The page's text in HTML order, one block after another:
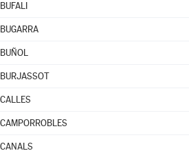
BUFALI
BUGARRA
BUÑOL
BURJASSOT
CALLES
CAMPORROBLES
CANALS